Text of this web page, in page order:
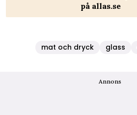
på allas.se
mat och dryck glass
Annons